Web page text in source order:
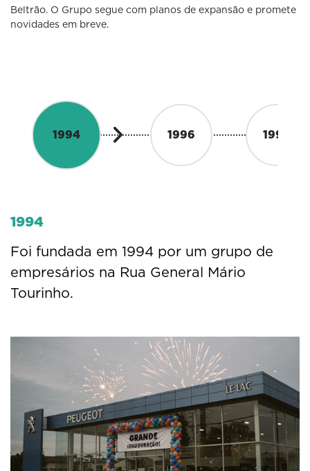
Beltrão. O Grupo segue com planos de expansão e promete
novidades em breve.
1994 1996 1996
1994
Foi fundada em 1994 por um grupo de
empresários na Rua General Mário
Tourinho.